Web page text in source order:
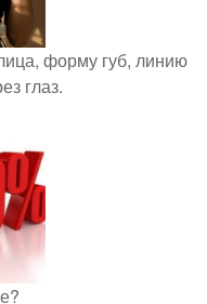
форму губ, линию
глаз.